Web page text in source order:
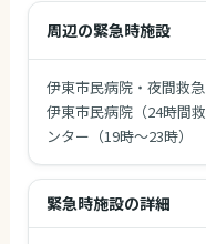
周辺の緊急時施設
伊東市民病院・夜間救急
伊東市民病院（24時間
ンター（19時〜23時）
緊急時施設の詳細